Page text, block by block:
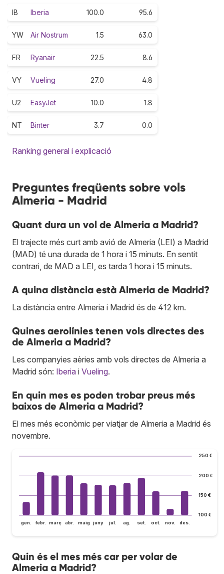
IB Iberia 100.0 95.6
YW Air Nostrum 1.5 63.0
FR Ryanair 22.5 8.6
VY Vueling 27.0 4.8
U2 EasyJet 10.0 1.8
NT Binter 3.7 0.0
Ranking general i explicació
Preguntes freqüents sobre vols
Almeria - Madrid
Quant dura un vol de Almeria a Madrid?
El trajecte més curt amb avió de Almeria (LEI) a Madrid
(MAD) té una durada de 1 hora i 15 minuts. En sentit
contrari, de MAD a LEI, es tarda 1 hora i 15 minuts.
A quina distància està Almeria de Madrid?
La distància entre Almeria i Madrid és de 412 km.
Quines aerolínies tenen vols directes des
de Almeria a Madrid?
Les companyies aèries amb vols directes de Almeria a
Madrid són: Iberia i Vueling.
En quin mes es poden trobar preus més
baixos de Almeria a Madrid?
El mes més econòmic per viatjar de Almeria a Madrid és
novembre.
100 €
150 €
200 €
250 €
gen. febr. març abr. maig juny jul. ag. set. oct. nov. des.
Quin és el mes més car per volar de
Almeria a Madrid?